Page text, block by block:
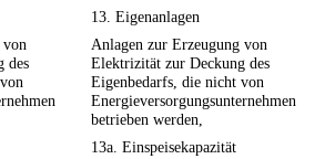
13. Eigenanlagen
von
des
Anlagen zur Erzeugung von
Elektrizität zur Deckung des
Eigenbedarfs, die nicht von
Energieversorgungsunternehmen
betrieben werden,
13a. Einspeisekapazität